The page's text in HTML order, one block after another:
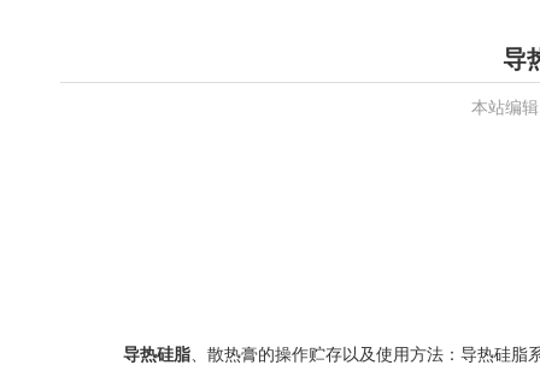
导
本站编
导热硅脂 、散热膏的操作贮存以及使用方法：导热硅